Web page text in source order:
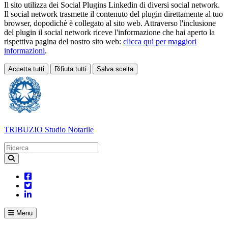
Il sito utilizza dei Social Plugins Linkedin di diversi social network.
Il social network trasmette il contenuto del plugin direttamente al tuo
browser, dopodichè è collegato al sito web. Attraverso l'inclusione
del plugin il social network riceve l'informazione che hai aperto la
rispettiva pagina del nostro sito web: clicca qui per maggiori
informazioni.
Accetta tutti Rifiuta tutti Salva scelta
Loading...
TRIBUZIO Studio Notarile
Menu